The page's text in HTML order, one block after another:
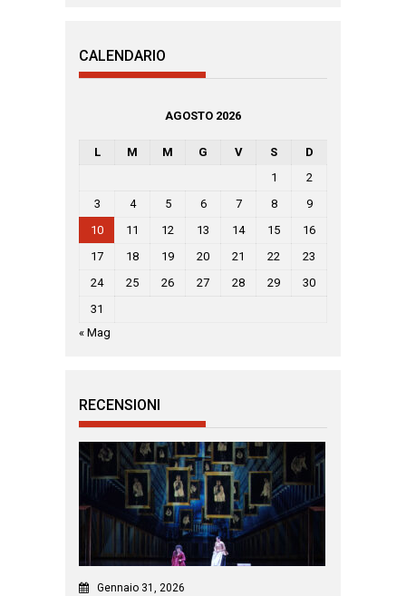
CALENDARIO
AGOSTO 2026
L M M G V S
D
1
2
3
4 5 6 7 8
9
10
11 12 13 14 15
16
17
18 19 20 21 22
23
24
25 26 27 28 29
30
31
« Mag
RECENSIONI
Gennaio 31, 2026